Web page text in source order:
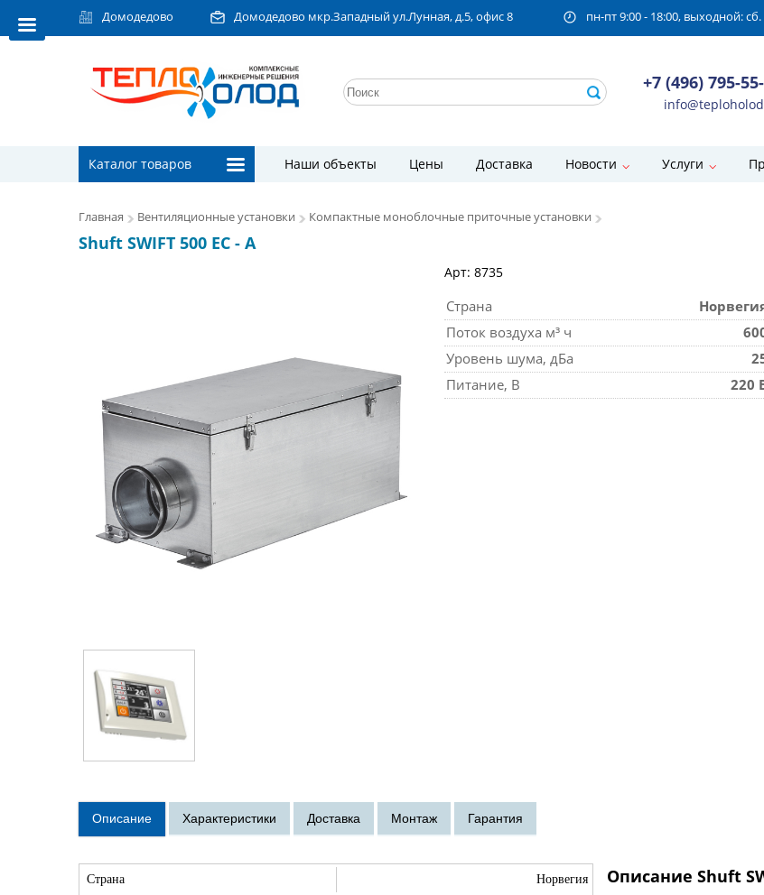
Домодедово Домодедово мкр.Западный ул.Лунная, д.5, офис 8 пн-пт 9:00 - 18:00, выходной: сб.
+7 (496) 795-
Каталог товаров Наши объекты Цены Доставка Новости Услуги
Главная Вентиляционные установки Компактные моноблочные приточные установки
Shuft SWIFT 500 EC - A
Арт: 8735
Страна
Поток воздуха м³ ч
Уровень шума, дБа
Питание, В
220
Страна Норвегия Описание Shuft